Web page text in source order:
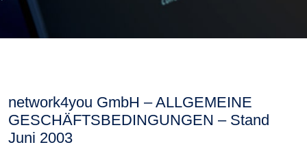
network4you GmbH – ALLGEMEINE
GESCHÄFTSBEDINGUNGEN – Stand
Juni 2003